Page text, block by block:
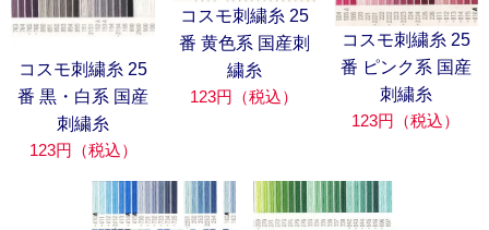
コスモ刺繍糸 25
番 黒・白系 国産
刺繍糸
123円（税込）
コスモ刺繍糸 25
番 黄色系 国産刺
繍糸
123円（税込）
コスモ刺繍糸 25
番 ピンク系 国産
刺繍糸
123円（税込）